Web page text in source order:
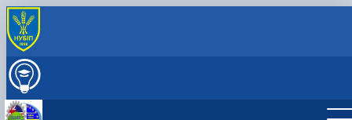
ПРО КАФЕДРУ
ОСВІТНІЙ ПРОЦЕС